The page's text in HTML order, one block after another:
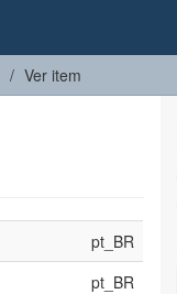
Ver item
pt_BR
pt_BR